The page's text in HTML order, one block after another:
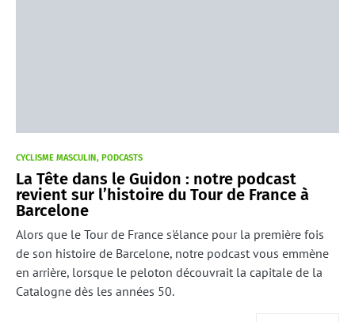
CYCLISME MASCULIN PODCASTS
La Tête dans le Guidon : notre podcast
revient sur l’histoire du Tour de France à
Barcelone
Alors que le Tour de France s'élance pour la première fois
de son histoire de Barcelone, notre podcast vous emmène
en arrière, lorsque le peloton découvrait la capitale de la
Catalogne dès les années 50.